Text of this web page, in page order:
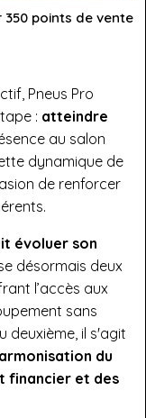
350 points de vente
Pneus Pro
: atteindre
au salon
dynamique de
de renforcer
évoluer son
désormais deux
l’accès aux
sans
deuxième, il s'agit
du
financier et des